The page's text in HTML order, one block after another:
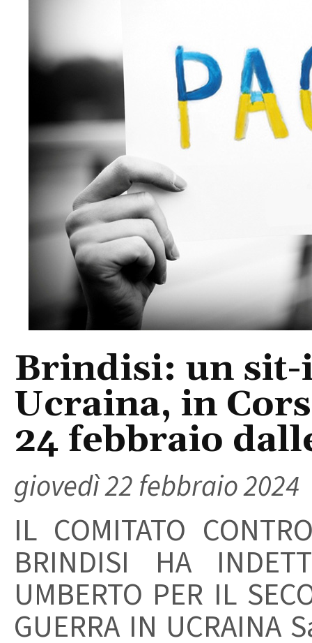
Brindisi: un
Ucraina, in
24 febbraio
giovedì 22 febbraio 2024
IL COMITATO
BRINDISI HA
UMBERTO PER IL
GUERRA IN